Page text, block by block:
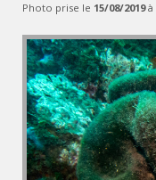
Photo prise le 15/08/2019à